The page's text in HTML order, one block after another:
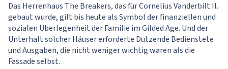
Das Herrenhaus The Breakers, das für Cornelius Vanderbilt II.
gebaut wurde, gilt bis heute als Symbol der finanziellen und
sozialen Überlegenheit der Familie im Gilded Age. Und der
Unterhalt solcher Häuser erforderte Dutzende Bedienstete
und Ausgaben, die nicht weniger wichtig waren als die
Fassade selbst.